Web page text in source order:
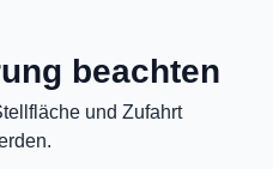
beachten
und Zufahrt